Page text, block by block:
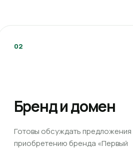
02
Бренд и домен
Готовы обсуждать предложения
приобретению бренда «Первый